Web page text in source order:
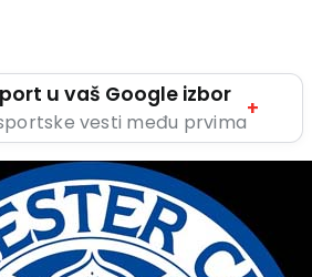
u vaš Google izbor
vesti među prvima
+